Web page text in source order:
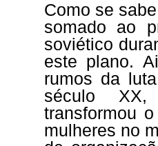
Como se
somado ao
soviético
este plano.
rumos da
século
transformou
mulheres no